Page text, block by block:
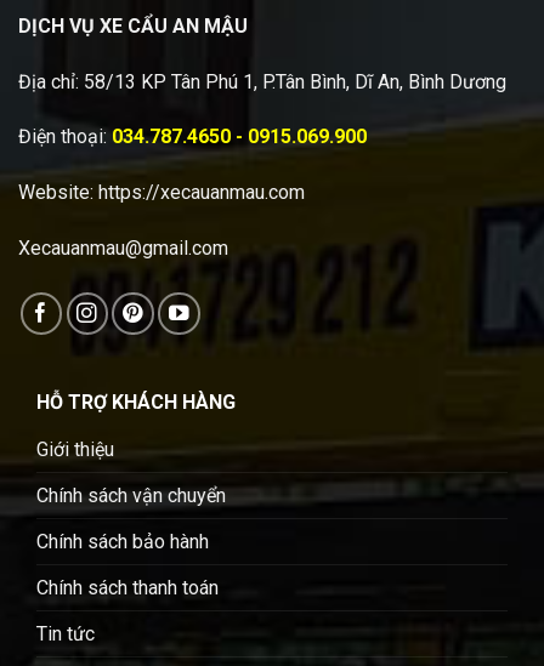
DỊCH VỤ XE CẨU AN MẬU
Địa chỉ: 58/13 KP Tân Phú 1, P.Tân Bình, Dĩ An, Bình Dương
Điện thoại: 034.787.4650 - 0915.069.900
Website: https://xecauanmau.com
Xecauanmau@gmail.com
HỖ TRỢ KHÁCH HÀNG
Giới thiệu
Chính sách vận chuyển
Chính sách bảo hành
Chính sách thanh toán
Tin tức